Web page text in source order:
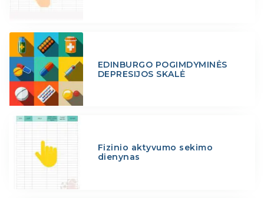
EDINBURGO POGIMDYMINĖS
DEPRESIJOS SKALĖ
Fizinio aktyvumo sekimo
dienynas